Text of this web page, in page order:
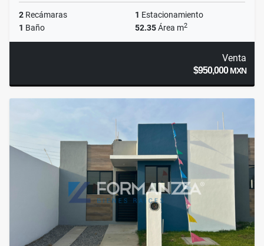
2 Recámaras 1 Estacionamiento
1 Baño 52.35Área m2
Venta
$950,000MXN